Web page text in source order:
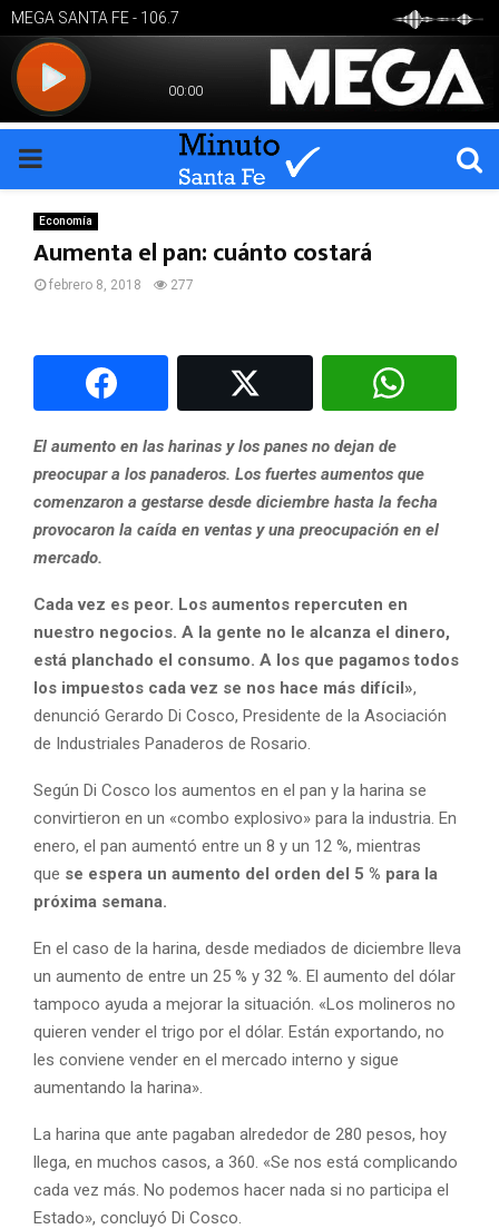
PRIMARY
MENU
Economía
Aumenta el pan: cuánto costará
febrero 8, 2018 277
El aumento en las harinas y los panes no dejan de
preocupar a los panaderos. Los fuertes aumentos que
comenzaron a gestarse desde diciembre hasta la fecha
provocaron la caída en ventas y una preocupación en el
mercado.
Cada vez es peor. Los aumentos repercuten en
nuestro negocios. A la gente no le alcanza el dinero,
está planchado el consumo. A los que pagamos todos
los impuestos cada vez se nos hace más difícil»,
denunció Gerardo Di Cosco, Presidente de la Asociación
de Industriales Panaderos de Rosario.
Según Di Cosco los aumentos en el pan y la harina se
convirtieron en un «combo explosivo» para la industria. En
enero, el pan aumentó entre un 8 y un 12 %, mientras
que se espera un aumento del orden del 5 % para la
próxima semana.
En el caso de la harina, desde mediados de diciembre lleva
un aumento de entre un 25 % y 32 %. El aumento del dólar
tampoco ayuda a mejorar la situación. «Los molineros no
quieren vender el trigo por el dólar. Están exportando, no
les conviene vender en el mercado interno y sigue
aumentando la harina».
La harina que ante pagaban alrededor de 280 pesos, hoy
llega, en muchos casos, a 360. «Se nos está complicando
cada vez más. No podemos hacer nada si no participa el
Estado», concluyó Di Cosco.